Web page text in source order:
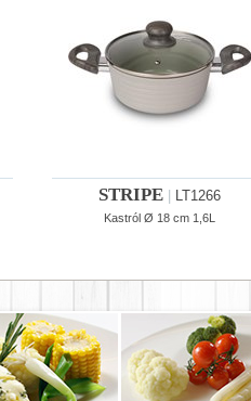
STRIPE LT1266
Kastról Ø 18 cm 1,6L